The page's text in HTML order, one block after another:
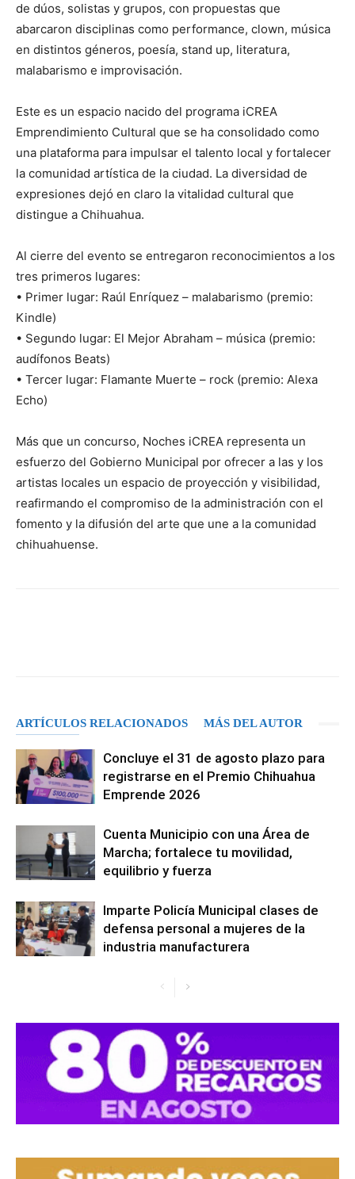
de dúos, solistas y grupos, con propuestas que
abarcaron disciplinas como performance, clown, música
en distintos géneros, poesía, stand up, literatura,
malabarismo e improvisación.
Este es un espacio nacido del programa iCREA
Emprendimiento Cultural que se ha consolidado como
una plataforma para impulsar el talento local y fortalecer
la comunidad artística de la ciudad. La diversidad de
expresiones dejó en claro la vitalidad cultural que
distingue a Chihuahua.
Al cierre del evento se entregaron reconocimientos a los
tres primeros lugares:
•⁠ ⁠Primer lugar: Raúl Enríquez – malabarismo (premio:
Kindle)
•⁠ ⁠Segundo lugar: El Mejor Abraham – música (premio:
audífonos Beats)
•⁠ ⁠Tercer lugar: Flamante Muerte – rock (premio: Alexa
Echo)
Más que un concurso, Noches iCREA representa un
esfuerzo del Gobierno Municipal por ofrecer a las y los
artistas locales un espacio de proyección y visibilidad,
reafirmando el compromiso de la administración con el
fomento y la difusión del arte que une a la comunidad
chihuahuense.
ARTÍCULOS RELACIONADOS MÁS DEL AUTOR
Concluye el 31 de agosto plazo para
registrarse en el Premio Chihuahua
Emprende 2026
Cuenta Municipio con una Área de
Marcha; fortalece tu movilidad,
equilibrio y fuerza
Imparte Policía Municipal clases de
defensa personal a mujeres de la
industria manufacturera